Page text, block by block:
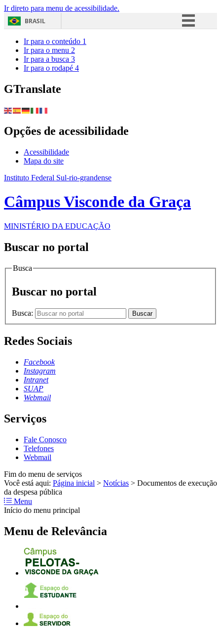
Ir direto para menu de acessibilidade.
BRASIL
Ir para o conteúdo 1
Ir para o menu 2
Ir para a busca 3
Ir para o rodapé 4
GTranslate
Opções de acessibilidade
Acessibilidade
Mapa do site
Instituto Federal Sul-rio-grandense
Câmpus Visconde da Graça
MINISTÉRIO DA EDUCAÇÃO
Buscar no portal
Busca
Buscar no portal
Busca: Buscar
Redes Sociais
Facebook
Instagram
Intranet
SUAP
Webmail
Serviços
Fale Conosco
Telefones
Webmail
Fim do menu de serviços
Você está aqui: Página inicial > Notícias > Documentos de execução
da despesa pública
Menu
Início do menu principal
Menu de Relevância